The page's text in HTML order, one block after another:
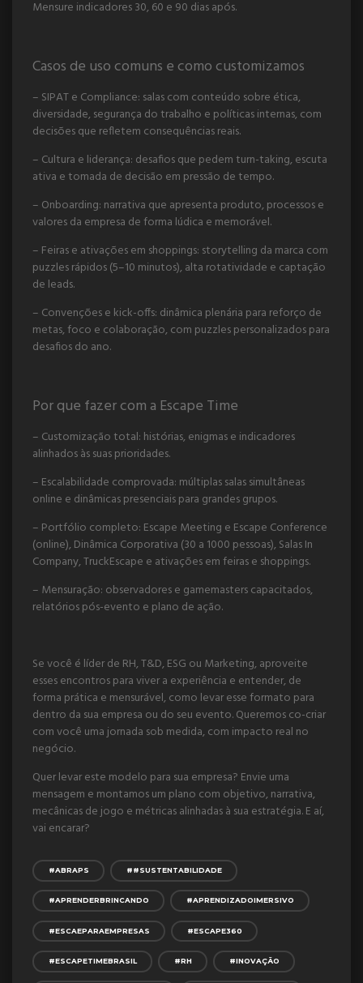
Mensure indicadores 30, 60 e 90 dias após.
Casos de uso comuns e como customizamos
– SIPAT e Compliance: salas com conteúdo sobre ética,
diversidade, segurança do trabalho e políticas internas, com
decisões que refletem consequências reais.
– Cultura e liderança: desafios que pedem turn-taking, escuta
ativa e tomada de decisão em pressão de tempo.
– Onboarding: narrativa que apresenta produto, processos e
valores da empresa de forma lúdica e memorável.
– Feiras e ativações em shoppings: storytelling da marca com
puzzles rápidos (5–10 minutos), alta rotatividade e captação
de leads.
– Convenções e kick-offs: dinâmica plenária para reforço de
metas, foco e colaboração, com puzzles personalizados para
desafios do ano.
Por que fazer com a Escape Time
– Customização total: histórias, enigmas e indicadores
alinhados às suas prioridades.
– Escalabilidade comprovada: múltiplas salas simultâneas
online e dinâmicas presenciais para grandes grupos.
– Portfólio completo: Escape Meeting e Escape Conference
(online), Dinâmica Corporativa (30 a 1000 pessoas), Salas In
Company, TruckEscape e ativações em feiras e shoppings.
– Mensuração: observadores e gamemasters capacitados,
relatórios pós-evento e plano de ação.
Se você é líder de RH, T&D, ESG ou Marketing, aproveite
esses encontros para viver a experiência e entender, de
forma prática e mensurável, como levar esse formato para
dentro da sua empresa ou do seu evento. Queremos co-criar
com você uma jornada sob medida, com impacto real no
negócio.
Quer levar este modelo para sua empresa? Envie uma
mensagem e montamos um plano com objetivo, narrativa,
mecânicas de jogo e métricas alinhadas à sua estratégia. E aí,
vai encarar?
#ABRAPS ##SUSTENTABILIDADE
#APRENDERBRINCANDO #APRENDIZADOIMERSIVO
#ESCAEPARAEMPRESAS #ESCAPE360
#ESCAPETIMEBRASIL #RH #INOVAÇÃO